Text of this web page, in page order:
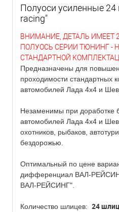
Полуоси усиленные
racing"
ВНИМАНИЕ, ДЕТАЛЬ ИМЕЕТ
ПОЛУОСЬ СЕРИИ ТЮНИНГ -
СТАНДАРТНОЙ
Предназначены для
проходимости стандартных
автомобилей Лада 4х4 и
Незаменимы при доработке
автомобилей Лада 4х4 и
охотников, рыбаков,
бездорожью.
Оптимальный по цене
дифференциал ВАЛ-
ВАЛ-РЕЙСИНГ".
Количество шлицев: 24